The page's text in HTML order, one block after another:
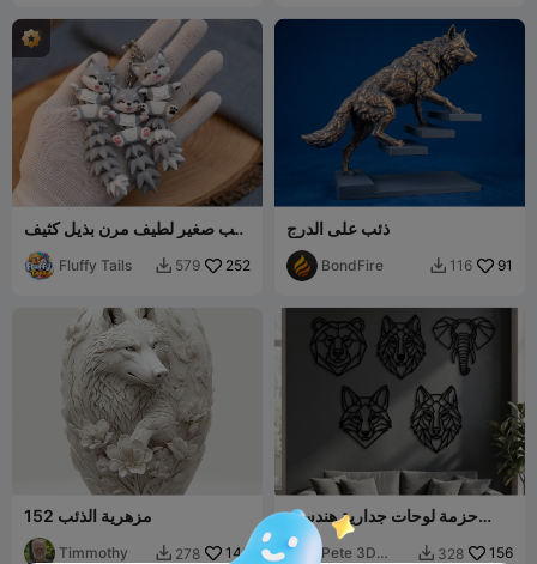
ذئب صغير لطيف مرن بذيل كثيف
- لعبة / سلسلة مفاتيح /
مغناطيسFluffy Tails  579 252
ذئب على الدرج
BondFire  116 91
مزهرية الذئب 152
Timmothy  278 146
حزمة لوحات جدارية هندسية
للحيوانات
Pete 3D
 328 156